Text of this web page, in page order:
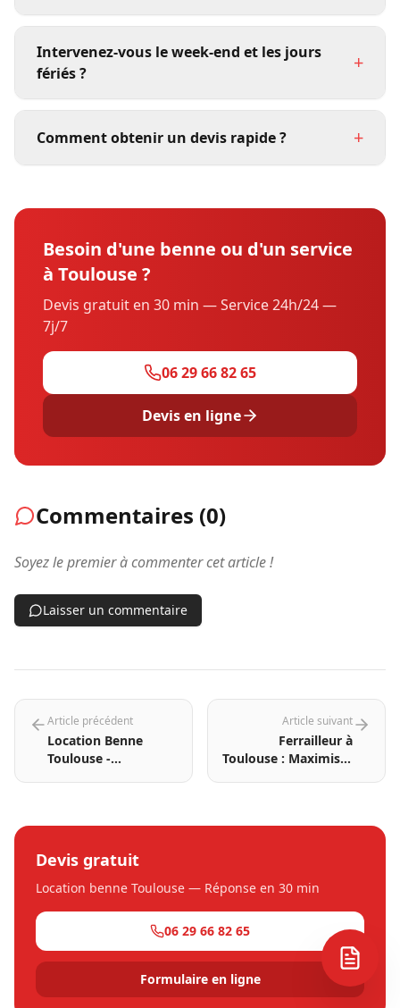
Intervenez-vous le week-end et les jours
fériés ?
+
Comment obtenir un devis rapide ? +
Besoin d'une benne ou d'un service
à Toulouse ?
Devis gratuit en 30 min — Service 24h/24 —
7j/7
06 29 66 82 65
Devis en ligne
Commentaires (0)
Soyez le premier à commenter cet article !
Laisser un commentaire
Article précédent
Location Benne
Toulouse -
Responsable
Article suivant
Ferrailleur à
Toulouse : Maximiser
Devis gratuit
Location benne Toulouse — Réponse en 30 min
06 29 66 82 65
Formulaire en ligne